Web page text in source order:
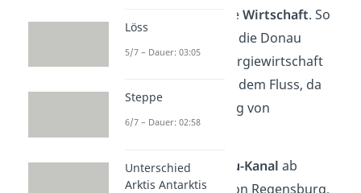
wird interessant für dieWirtschaft. So
die Donau
befahren. Auch die Energiewirtschaft
zieht einen Nutzen aus dem Fluss, da
das Wasser zur Kühlung von
Kraftwerken dient.
Durch denMain-Donau-Kanal ab
Kelheim, in der Nähe von Regensburg,
Löss
5/7 – Dauer: 03:05
Steppe
6/7 – Dauer: 02:58
Unterschied
Arktis Antarktis